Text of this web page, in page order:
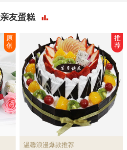
亲友蛋糕
原
创
温馨浪漫爆款推荐
推
荐